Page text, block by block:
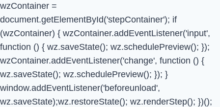
wzContainer =
document.getElementById('stepContainer'); if
(wzContainer) { wzContainer.addEventListener('input',
function () { wz.saveState(); wz.schedulePreview(); });
wzContainer.addEventListener('change', function () {
wz.saveState(); wz.schedulePreview(); }); }
window.addEventListener('beforeunload',
wz.saveState);wz.restoreState(); wz.renderStep(); })();